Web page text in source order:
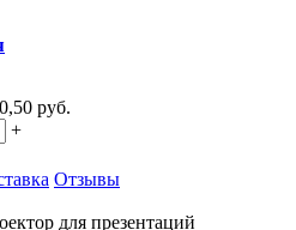
руб.
+
Отзывы
для презентаций